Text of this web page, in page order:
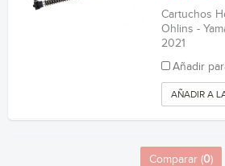
Cartuchos
Ohlins -
2021
Añadir
AÑADIR A
Comparar (0)